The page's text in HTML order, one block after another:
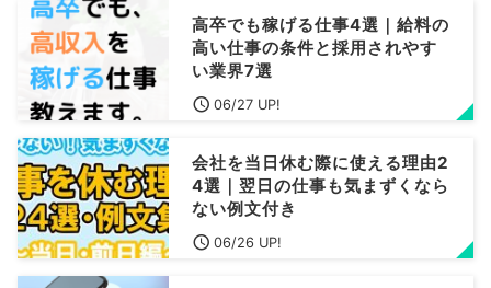
高卒でも稼げる仕事4選｜給料の
高い仕事の条件と採用されやす
い業界7選
06/27 UP!
会社を当日休む際に使える理由2
4選｜翌日の仕事も気まずくなら
ない例文付き
06/26 UP!